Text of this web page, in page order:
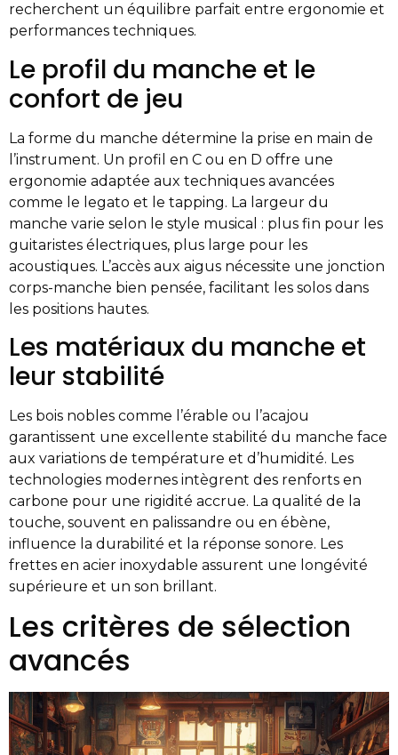
recherchent un équilibre parfait entre ergonomie et
performances techniques.
Le profil du manche et le
confort de jeu
La forme du manche détermine la prise en main de
l’instrument. Un profil en C ou en D offre une
ergonomie adaptée aux techniques avancées
comme le legato et le tapping. La largeur du
manche varie selon le style musical : plus fin pour les
guitaristes électriques, plus large pour les
acoustiques. L’accès aux aigus nécessite une jonction
corps-manche bien pensée, facilitant les solos dans
les positions hautes.
Les matériaux du manche et
leur stabilité
Les bois nobles comme l’érable ou l’acajou
garantissent une excellente stabilité du manche face
aux variations de température et d’humidité. Les
technologies modernes intègrent des renforts en
carbone pour une rigidité accrue. La qualité de la
touche, souvent en palissandre ou en ébène,
influence la durabilité et la réponse sonore. Les
frettes en acier inoxydable assurent une longévité
supérieure et un son brillant.
Les critères de sélection
avancés